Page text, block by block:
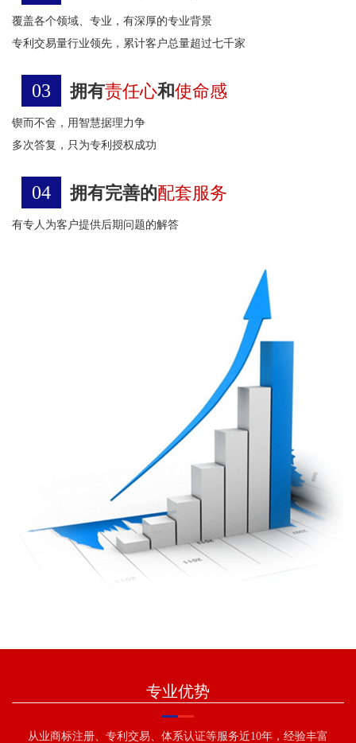
覆盖各个领域、专业，有深厚的专业背景
专利交易量行业领先，累计客户总量超过七千家
03 拥有责任心和使命感
锲而不舍，用智慧据理力争
多次答复，只为专利授权成功
04 拥有完善的配套服务
有专人为客户提供后期问题的解答
专业优势
从业商标注册、专利交易、体系认证等服务近10年，经验丰富